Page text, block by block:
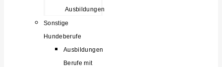
Ausbildungen
Sonstige
Hundeberufe
Ausbildungen
Berufe mit